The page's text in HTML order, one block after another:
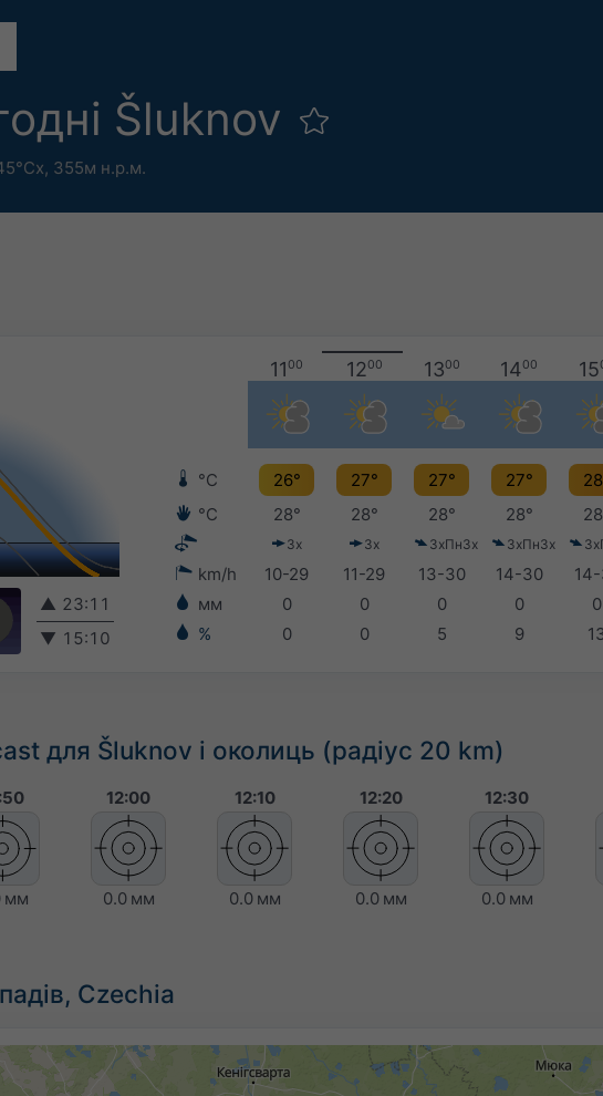
Šluknov
355м н.р.м.
▲ 23:11
▼ 15:10
1100 1200 1300 1400 15
°C 26° 27° 27° 27°
°C
28° 28° 28° 28°
Зх Зх ЗхПнЗх ЗхПнЗх
km/h 10-29 11-29 13-30 14-30 14-
мм
0 0 0 0 0
%
0 0 5 9
для Šluknov і околиць (радіус 20 km)
12:00 12:10 12:20 12:30
мм 0.0 мм 0.0 мм 0.0 мм 0.0 мм
Czechia